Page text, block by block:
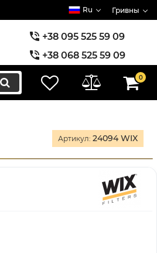
Ru Гривны
+38 095 525 59 09
+38 068 525 59 09
+38 073 525 59 09
0
Артикул: 24094 WIX